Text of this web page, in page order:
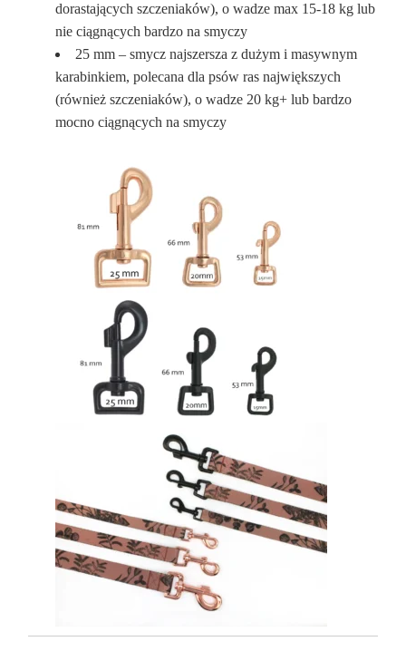
dorastających szczeniaków), o wadze max 15-18 kg lub
nie ciągnących bardzo na smyczy
25 mm – smycz najszersza z dużym i masywnym
karabinkiem, polecana dla psów ras największych
(również szczeniaków), o wadze 20 kg+ lub bardzo
mocno ciągnących na smyczy